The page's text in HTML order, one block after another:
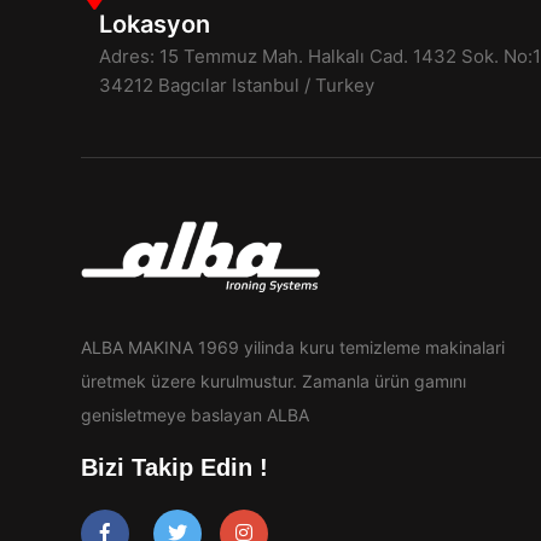
Lokasyon
Adres: 15 Temmuz Mah. Halkalı Cad. 1432 Sok. No:1
34212 Bagcılar Istanbul / Turkey
ALBA MAKINA 1969 yilinda kuru temizleme makinalari
üretmek üzere kurulmustur. Zamanla ürün gamını
genisletmeye baslayan ALBA
Bizi Takip Edin !